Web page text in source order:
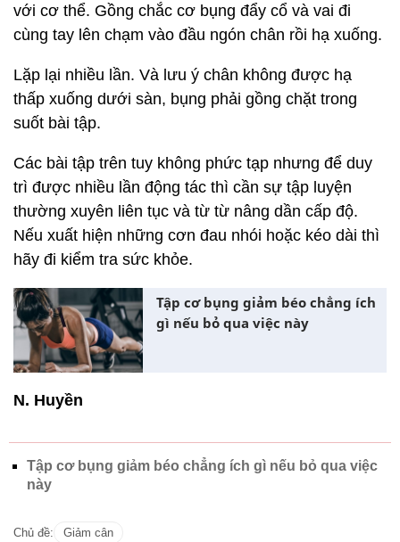
với cơ thể. Gồng chắc cơ bụng đẩy cổ và vai đi
cùng tay lên chạm vào đầu ngón chân rồi hạ xuống.
Lặp lại nhiều lần. Và lưu ý chân không được hạ
thấp xuống dưới sàn, bụng phải gồng chặt trong
suốt bài tập.
Các bài tập trên tuy không phức tạp nhưng để duy
trì được nhiều lần động tác thì cần sự tập luyện
thường xuyên liên tục và từ từ nâng dần cấp độ.
Nếu xuất hiện những cơn đau nhói hoặc kéo dài thì
hãy đi kiểm tra sức khỏe.
Tập cơ bụng giảm béo chẳng ích
gì nếu bỏ qua việc này
N. Huyền
Tập cơ bụng giảm béo chẳng ích gì nếu bỏ qua việc
này
Chủ đề: Giảm cân